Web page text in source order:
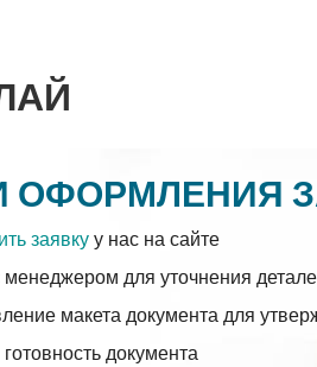
ОФОРМЛЕНИЯ
заявкуу нас на сайте
менеджером для уточнения
макета документа для
документа